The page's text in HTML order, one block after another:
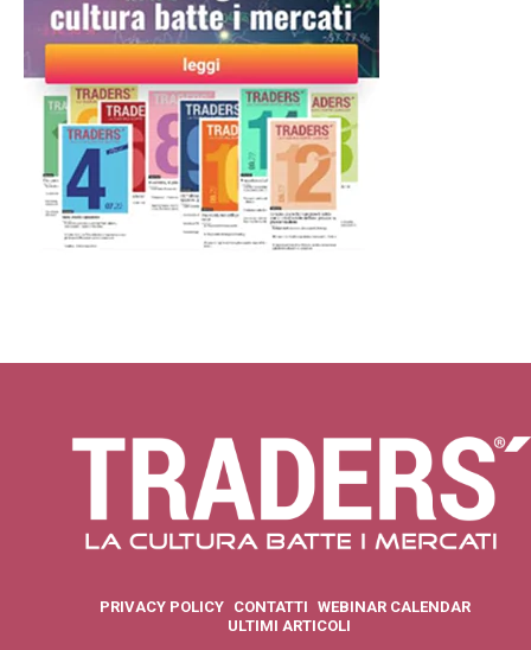
PRIVACY POLICY CONTATTI WEBINAR CALENDAR
ULTIMI ARTICOLI